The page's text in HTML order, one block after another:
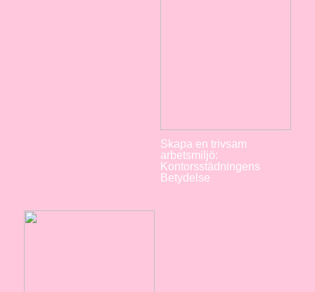
Skapa en trivsam
arbetsmiljö:
Kontorsstädningens
Betydelse